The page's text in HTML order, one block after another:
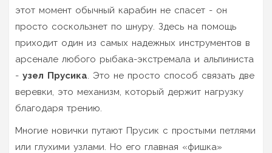
этот момент обычный карабин не спасет - он
просто соскользнет по шнуру. Здесь на помощь
приходит один из самых надежных инструментов в
арсенале любого рыбака-экстремала и альпиниста
- узел Прусика. Это не просто способ связать две
веревки, это механизм, который держит нагрузку
благодаря трению.
Многие новички путают Прусик с простыми петлями
или глухими узлами. Но его главная «фишка»